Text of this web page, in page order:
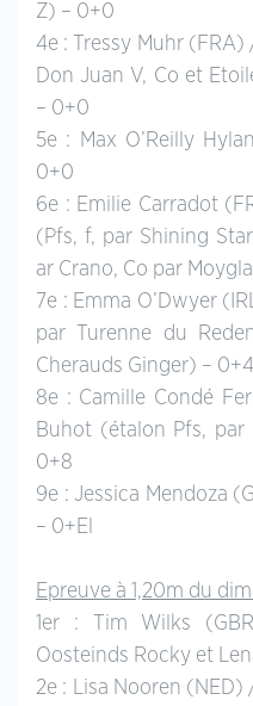
Z) – 0+0
4e : Tressy Muhr
Don Juan V, Co et
– 0+0
5e : Max O’Reilly
0+0
6e : Emilie Carradot
(Pfs, f, par Shining
ar Crano, Co par
7e : Emma O’Dwyer
par Turenne du
Cherauds Ginger) – 0+4
8e : Camille Condé
Buhot (étalon Pfs,
0+8
9e : Jessica Mendoza
– 0+El
Epreuve à 1,20m du
1er : Tim Wilks
Oosteinds Rocky et
2e : Lisa Nooren (NED)